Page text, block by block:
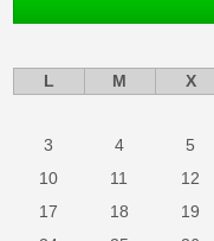
L
M X
3
4 5
10
11 12
17
18 19